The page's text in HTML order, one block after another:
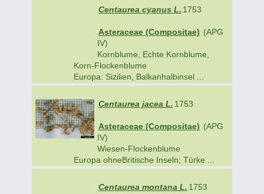
Centaurea cyanus L. 1753
Asteraceae (Compositae) (APG
IV)
Kornblume, Echte Kornblume,
Korn-Flockenblume
Europa: Sizilien, Balkanhalbinsel ...
Centaurea jacea L. 1753
Asteraceae (Compositae) (APG
IV)
Wiesen-Flockenblume
Europa ohneBritische Inseln; Türke ...
Centaurea montana L. 1753